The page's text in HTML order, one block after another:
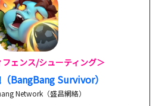
ェンス/シューティング＞
BangBang Survivor）
Network（盛昌網絡）